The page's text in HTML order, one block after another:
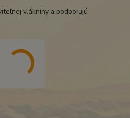
vlákniny a podporujú